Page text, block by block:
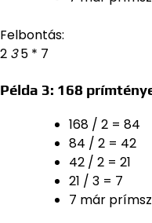
Felbontás:
2 35 * 7
Példa 3: 168
168 / 2 = 84
84 / 2 = 42
42 / 2 = 21
21 / 3 = 7
7 már